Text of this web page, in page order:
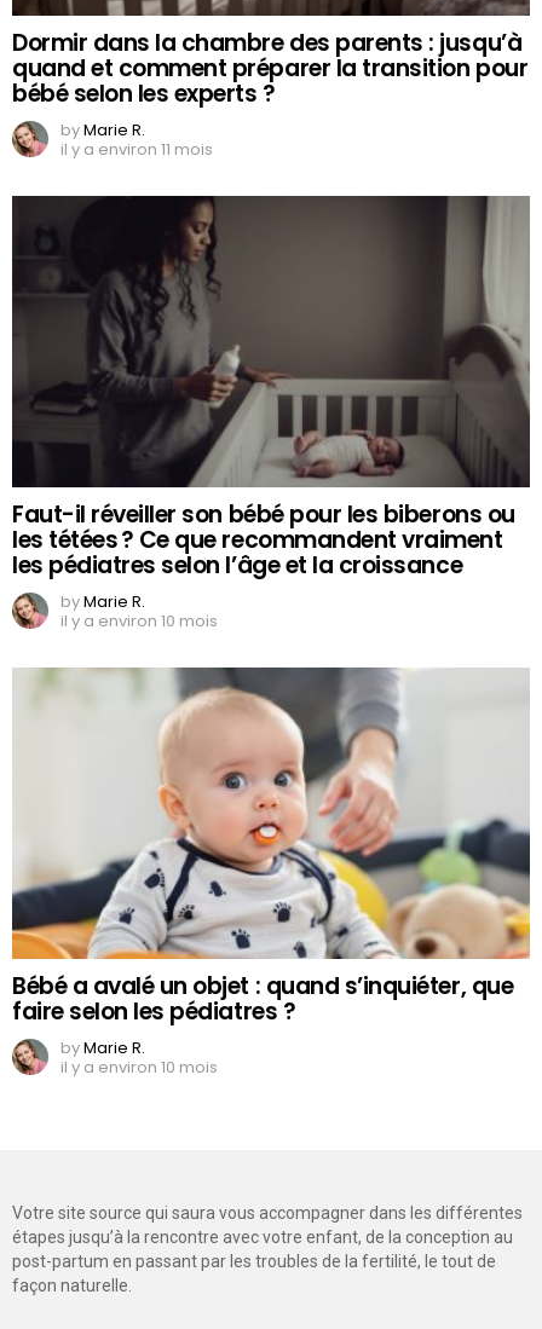
Dormir dans la chambre des parents : jusqu’à
quand et comment préparer la transition pour
bébé selon les experts ?
byMarie R.
il y a environ 11 mois
Faut-il réveiller son bébé pour les biberons ou
les tétées ? Ce que recommandent vraiment
les pédiatres selon l’âge et la croissance
byMarie R.
il y a environ 10 mois
Bébé a avalé un objet : quand s’inquiéter, que
faire selon les pédiatres ?
byMarie R.
il y a environ 10 mois
Votre site source qui saura vous accompagner dans les différentes
étapes jusqu’à la rencontre avec votre enfant, de la conception au
post-partum en passant par les troubles de la fertilité, le tout de
façon naturelle.